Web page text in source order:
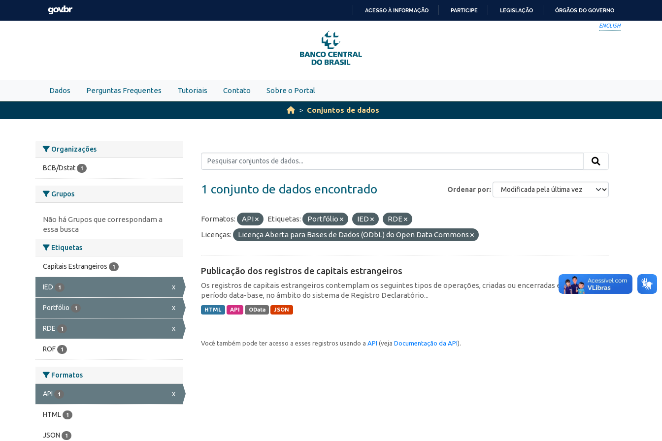
Skip to main content
PARA
O
CONTEÚDO
ACESSO À INFORMAÇÃO PARTICIPE LEGISLAÇÃO ÓRGÃOS DO GOVERNO
ENGLISH
Dados Perguntas Frequentes Tutoriais Contato Sobre o Portal
Conjuntos de dados
Organizações
BCB/Dstat 1
Grupos
Não há Grupos que correspondam a
essa busca
Etiquetas
Capitais Estrangeiros 1
IED 1 x
Portfólio 1 x
RDE 1 x
ROF 1
Formatos
API 1 x
HTML 1
JSON 1
Ordenar por
1 conjunto de dados encontrado
Formatos: API Etiquetas: Portfólio IED
RDE
Licenças:
Licença Aberta para Bases de Dados (ODbL) do Open Data Commons
Publicação dos registros de capitais estrangeiros
Os registros de capitais estrangeiros contemplam os seguintes tipos de operações, criadas ou encerradas em cada
período data-base, no âmbito do sistema de Registro Declaratório...
HTML API OData JSON
Você também pode ter acesso a esses registros usando a API (veja Documentação da API).